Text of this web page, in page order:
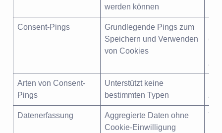
werden können
Consent-Pings
Grundlegende Pings zum
Speichern und Verwenden
von Cookies
Arten von Consent-
Pings
Unterstützt keine
bestimmten Typen
Datenerfassung
Aggregierte Daten ohne
Cookie-Einwilligung